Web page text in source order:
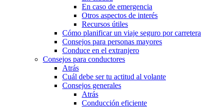
En caso de emergencia
Otros aspectos de interés
Recursos útiles
Cómo planificar un viaje seguro por carretera
Consejos para personas mayores
Conduce en el extranjero
Consejos para conductores
Atrás
Cuál debe ser tu actitud al volante
Consejos generales
Atrás
Conducción eficiente